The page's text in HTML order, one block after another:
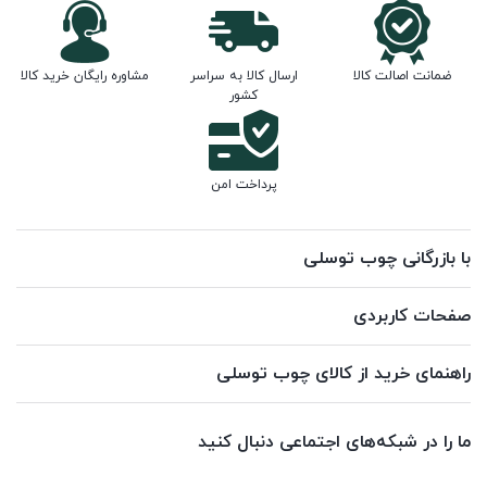
ضمانت اصالت کالا
ارسال کالا به سراسر
کشور
مشاوره رایگان خرید کالا
پرداخت امن
با بازرگانی چوب توسلی
صفحات کاربردی
راهنمای خرید از کالای چوب توسلی
ما را در شبکه‌های اجتماعی دنبال کنید